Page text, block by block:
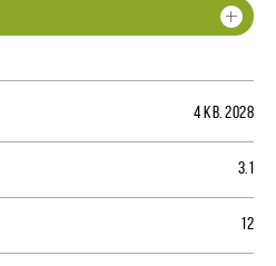
4 КВ. 2028
3.1
12